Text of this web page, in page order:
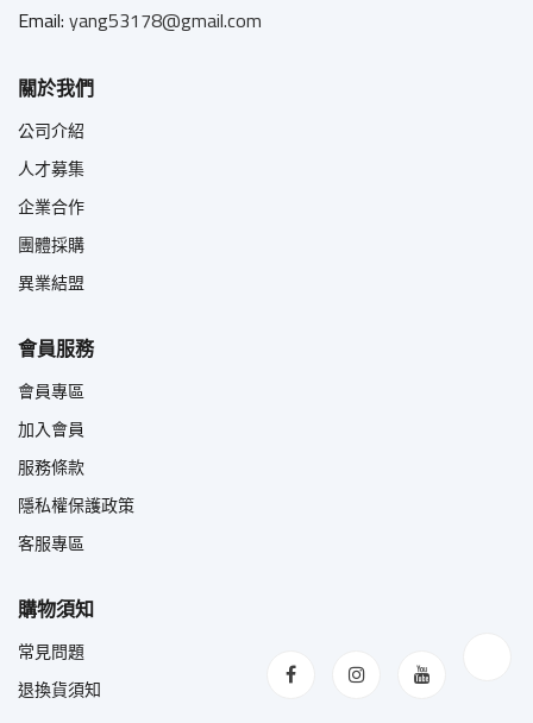
Email:yang53178@gmail.com
關於我們
公司介紹
人才募集
企業合作
團體採購
異業結盟
會員服務
會員專區
加入會員
服務條款
隱私權保護政策
客服專區
購物須知
常見問題
退換貨須知